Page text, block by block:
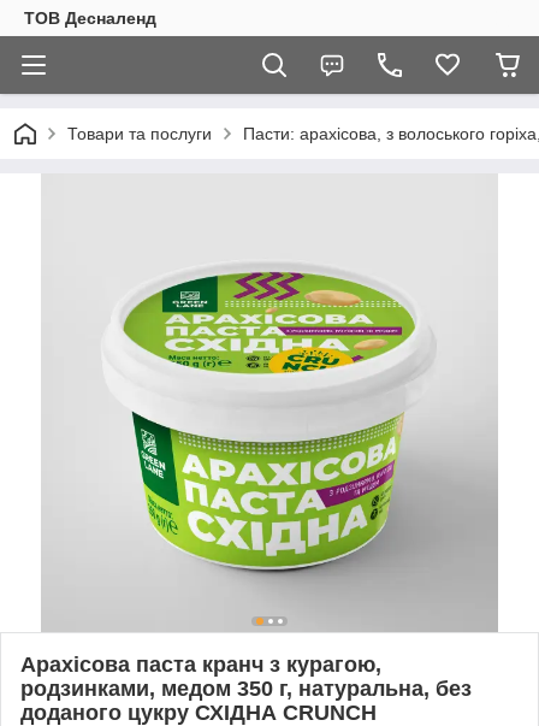
ТОВ Десналенд
Товари та послуги Пасти: арахісова, з волоського
Арахісова паста кранч з курагою,
родзинками, медом 350 г, натуральна, без
доданого цукру СХІДНА CRUNCH